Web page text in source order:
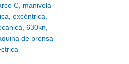
C, manivela
excéntrica,
630kn,
de prensa